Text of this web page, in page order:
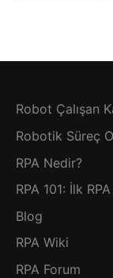
Robot Çalışan
Robotik Süreç
RPA Nedir?
RPA 101: İlk
Blog
RPA Wiki
RPA Forum